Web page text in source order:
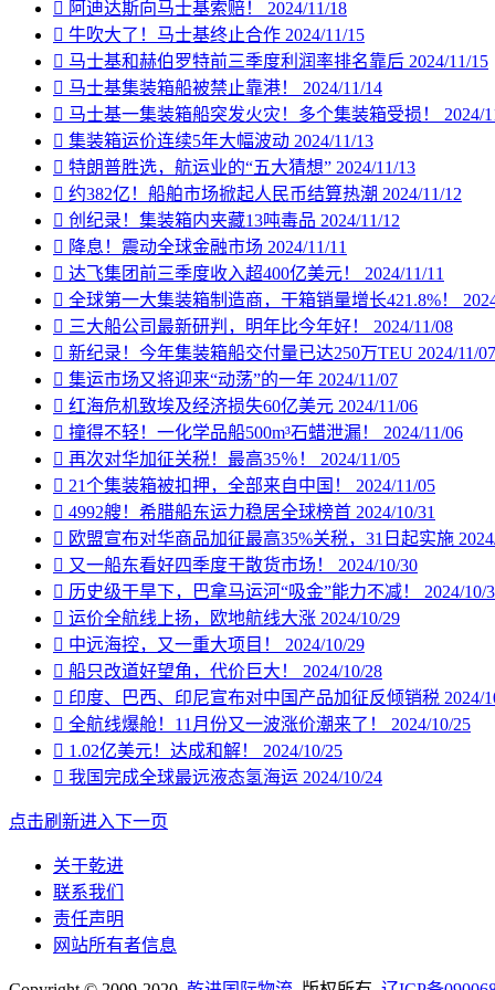
 阿迪达斯向马士基索赔！ 2024/11/18
 牛吹大了！马士基终止合作 2024/11/15
 马士基和赫伯罗特前三季度利润率排名靠后 2024/11/15
 马士基集装箱船被禁止靠港！ 2024/11/14
 马士基一集装箱船突发火灾！多个集装箱受损！ 2024/
 集装箱运价连续5年大幅波动 2024/11/13
 特朗普胜选，航运业的“五大猜想” 2024/11/13
 约382亿！船舶市场掀起人民币结算热潮 2024/11/12
 创纪录！集装箱内夹藏13吨毒品 2024/11/12
 降息！震动全球金融市场 2024/11/11
 达飞集团前三季度收入超400亿美元！ 2024/11/11
 全球第一大集装箱制造商，干箱销量增长421.8%！
 三大船公司最新研判，明年比今年好！ 2024/11/08
 新纪录！今年集装箱船交付量已达250万TEU 2024/11/07
 集运市场又将迎来“动荡”的一年 2024/11/07
 红海危机致埃及经济损失60亿美元 2024/11/06
 撞得不轻！一化学品船500m³石蜡泄漏！ 2024/11/06
 再次对华加征关税！最高35％！ 2024/11/05
 21个集装箱被扣押，全部来自中国！ 2024/11/05
 4992艘！希腊船东运力稳居全球榜首 2024/10/31
 欧盟宣布对华商品加征最高35%关税，31日起实施
 又一船东看好四季度干散货市场！ 2024/10/30
 历史级干旱下，巴拿马运河“吸金”能力不减！ 2024/10/
 运价全航线上扬，欧地航线大涨 2024/10/29
 中远海控，又一重大项目！ 2024/10/29
 船只改道好望角，代价巨大！ 2024/10/28
 印度、巴西、印尼宣布对中国产品加征反倾销税 2024/
 全航线爆舱！11月份又一波涨价潮来了！ 2024/10/25
 1.02亿美元！达成和解！ 2024/10/25
 我国完成全球最远液态氢海运 2024/10/24
点击刷新进入下一页
关于乾进
联系我们
责任声明
网站所有者信息